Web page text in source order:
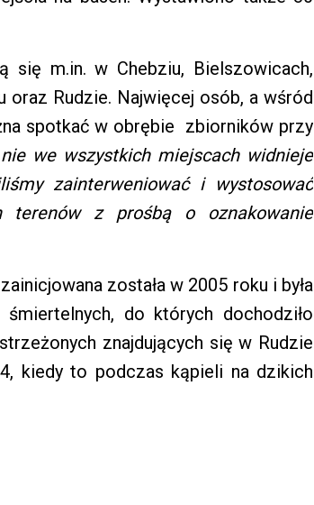
się m.in. w Chebziu, Bielszowicach,
oraz Rudzie. Najwięcej osób, a wśród
spotkać w obrębie zbiorników przy
we wszystkich miejscach widnieje
zainterweniować i wystosować
terenów z prośbą o oznakowanie
została w 2005 roku i była
do których dochodziło
znajdujących się w Rudzie
kiedy to podczas kąpieli na dzikich